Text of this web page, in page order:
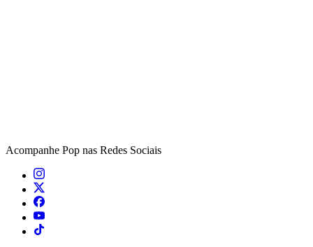
Acompanhe Pop nas Redes Sociais